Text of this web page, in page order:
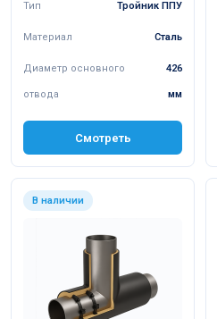
Тип Тройник ППУ
Материал Сталь
Диаметр основного
отвода
426
мм
Смотреть
В наличии